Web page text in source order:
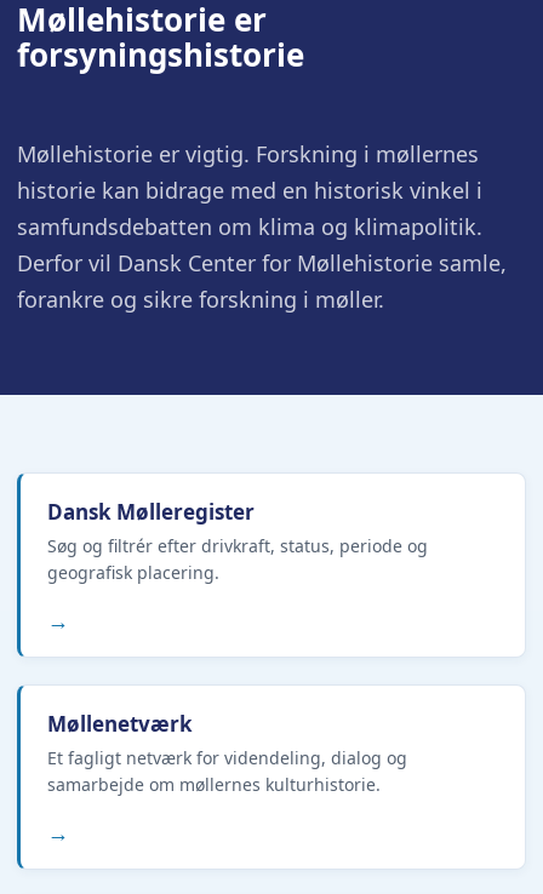
Møllehistorie er
forsyningshistorie
Møllehistorie er vigtig. Forskning i møllernes
historie kan bidrage med en historisk vinkel i
samfundsdebatten om klima og klimapolitik.
Derfor vil Dansk Center for Møllehistorie samle,
forankre og sikre forskning i møller.
Dansk Mølleregister
Søg og filtrér efter drivkraft, status, periode og
geografisk placering.
→
Møllenetværk
Et fagligt netværk for videndeling, dialog og
samarbejde om møllernes kulturhistorie.
→